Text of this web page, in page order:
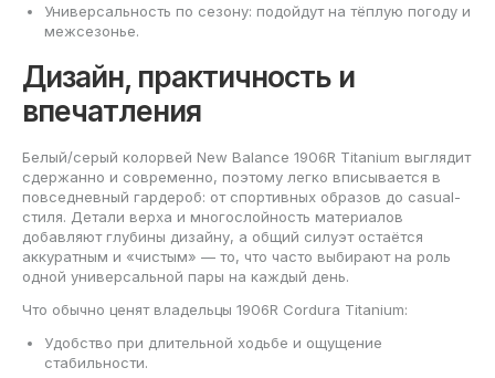
Универсальность по сезону: подойдут на тёплую погоду и
межсезонье.
Дизайн, практичность и
впечатления
Белый/серый колорвей New Balance 1906R Titanium выглядит
сдержанно и современно, поэтому легко вписывается в
повседневный гардероб: от спортивных образов до casual-
стиля. Детали верха и многослойность материалов
добавляют глубины дизайну, а общий силуэт остаётся
аккуратным и «чистым» — то, что часто выбирают на роль
одной универсальной пары на каждый день.
Что обычно ценят владельцы 1906R Cordura Titanium:
Удобство при длительной ходьбе и ощущение
стабильности.